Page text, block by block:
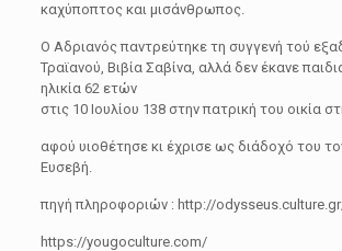
καχύποπτος και μισάνθρωπος.
Ο Αδριανός παντρεύτηκε τη συγγενή τού
Τραϊανού, Βιβία Σαβίνα, αλλά δεν έκανε
ηλικία 62 ετών
στις 10 Ιουλίου 138 στην πατρική του οικία
αφού υιοθέτησε κι έχρισε ως διάδοχό του
Ευσεβή.
πηγή πληροφοριών : http://
https://yougoculture.com/